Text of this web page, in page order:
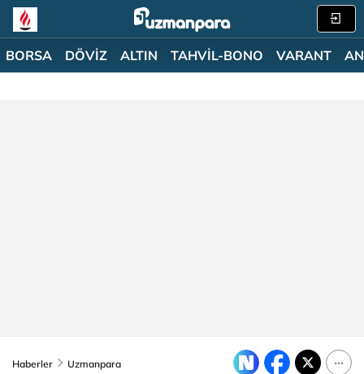
BORSA DÖVİZ ALTIN TAHVİL-BONO VARANT
Haberler Uzmanpara